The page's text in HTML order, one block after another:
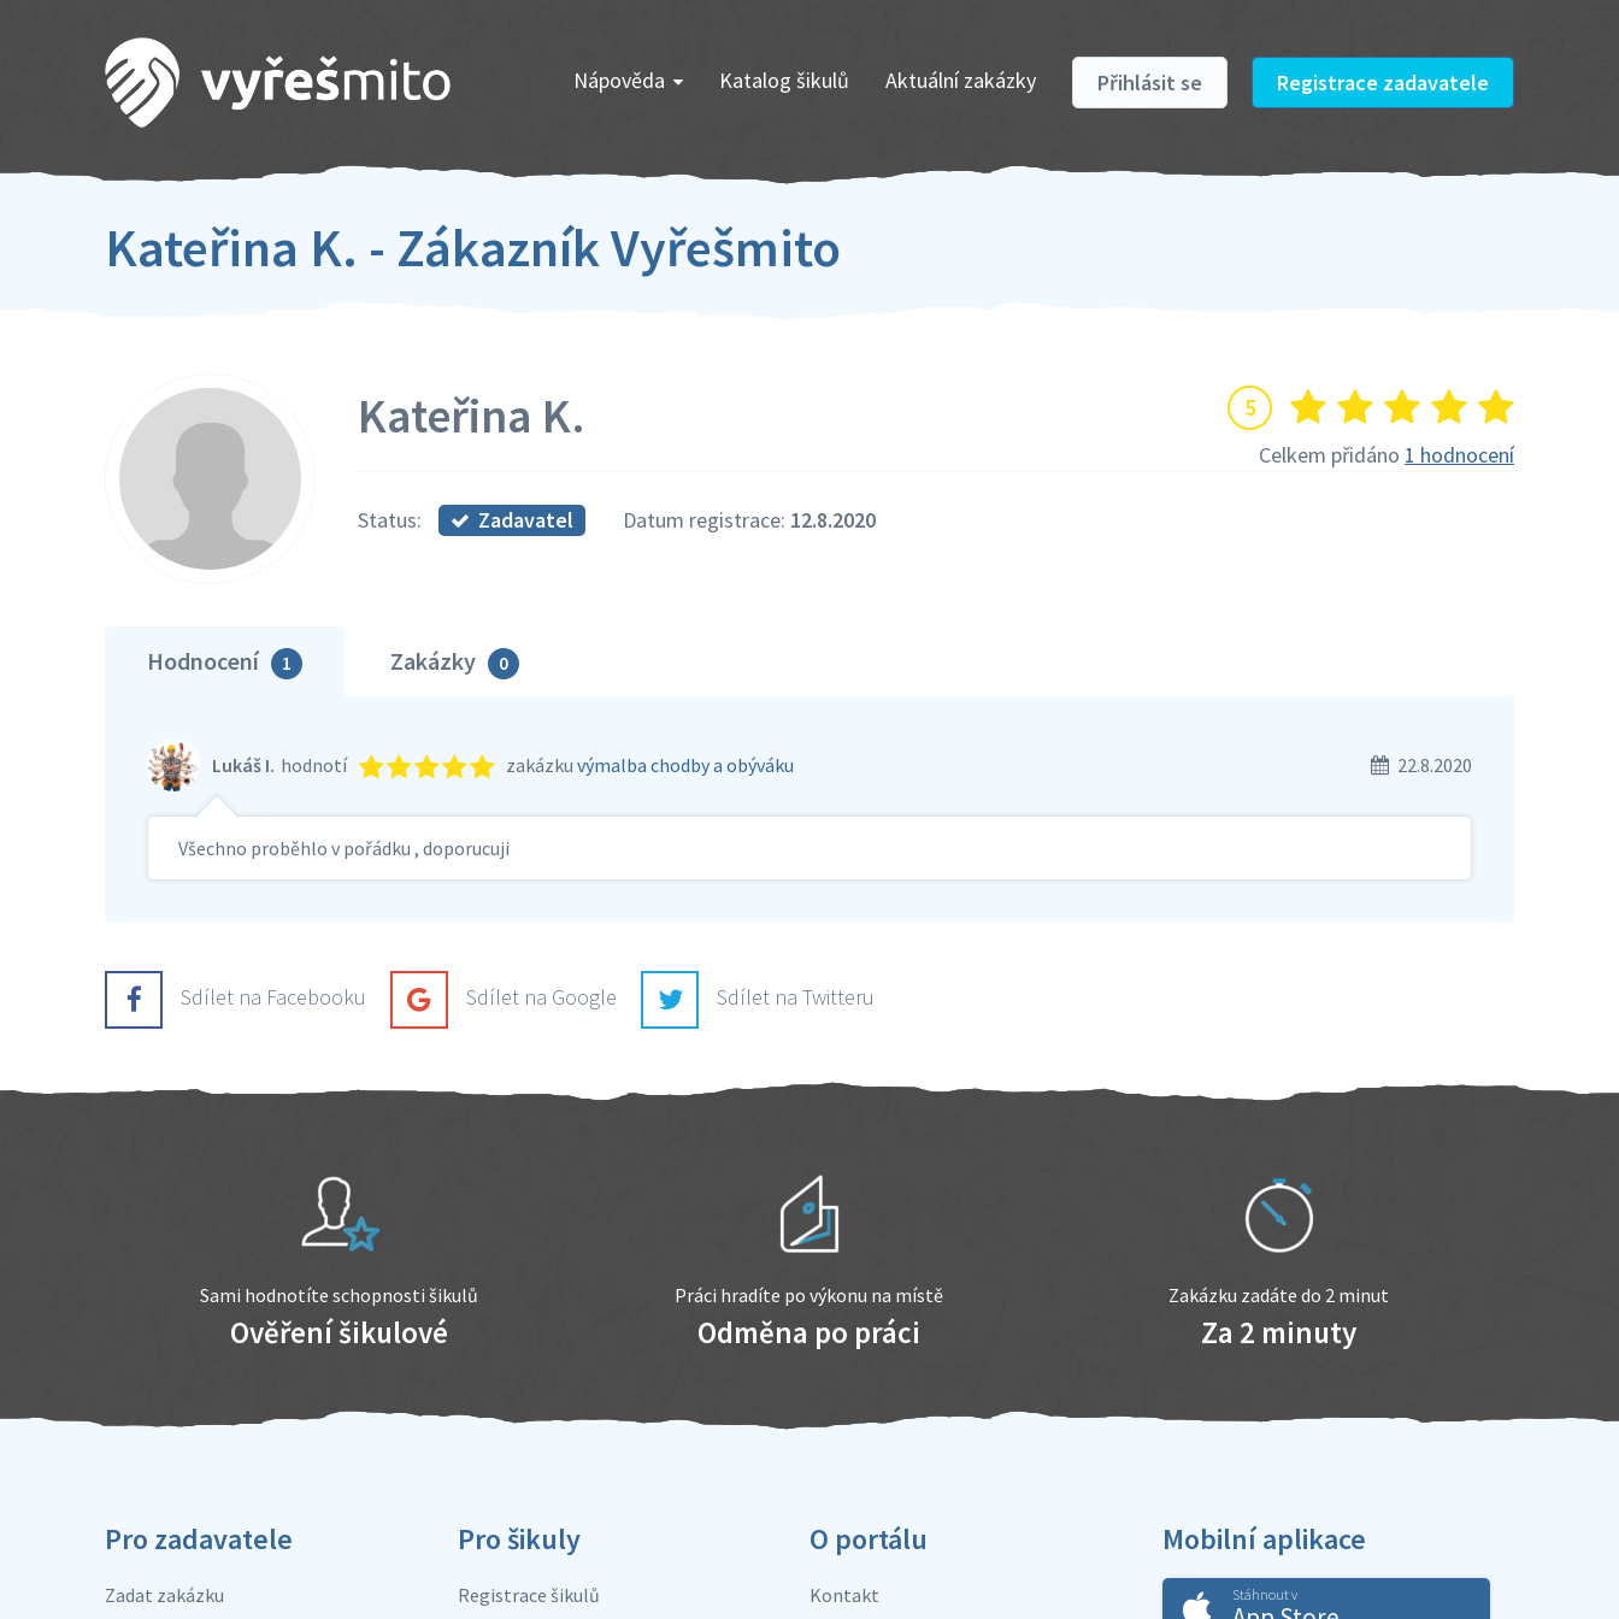
Nápověda Katalog šikulů Aktuální zakázky Přihlásit se Registrace zadavatele
Kateřina K. - Zákazník Vyřešmito
5
Celkem přidáno 1 hodnocení
Kateřina K.
Status: Zadavatel Datum registrace: 12.8.2020
Hodnocení 1 Zakázky 0
Lukáš I. hodnotí zakázku výmalba chodby a obýváku 22.8.2020
Všechno proběhlo v pořádku , doporucuji
Sdílet na Facebooku Sdílet na Google Sdílet na Twitteru
Sami hodnotíte schopnosti šikulů
Ověření šikulové
Práci hradíte po výkonu na místě
Odměna po práci
Zakázku zadáte do 2 minut
Za 2 minuty
Pro zadavatele
Zadat zakázku
Pro šikuly
Registrace šikulů
O portálu
Kontakt
Mobilní aplikace
Stáhnout v